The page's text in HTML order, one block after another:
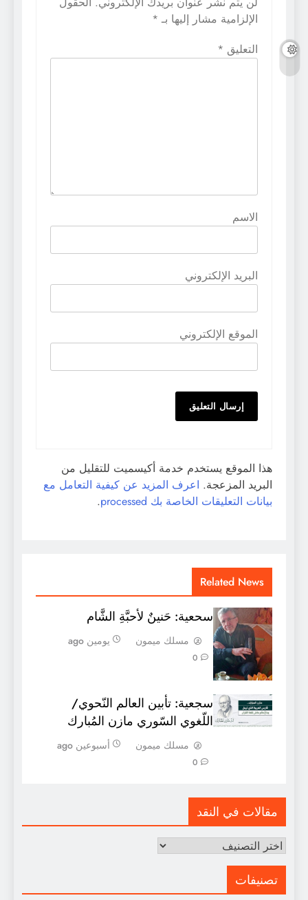
الإلزامية مشار إليها بـ *
التعليق *
الاسم
البريد الإلكتروني
الموقع الإلكتروني
هذا الموقع يستخدم خدمة أكيسميت للتقليل من
البريد المزعجة. اعرف المزيد عن كيفية التعامل مع
بيانات التعليقات الخاصة بك processed
.
Related News
سحعية: حَنينٌ لأحبَّةِ الشَّام
مسلك ميمون يومين ago
0
سجعية: تأبين العالم النّحوي/
اللّغوي السّوري مازن المُبارك
مسلك ميمون أسبوعين ago
0
مقالات في النقد
مقالات
النقد
تصنيفات